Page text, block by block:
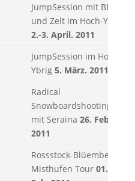
JumpSession mit BBQ
und Zelt im Hoch-Ybrig
2.-3. April. 2011
JumpSession im Hoch-
Ybrig 5. März. 2011
Radical
Snowboardshooting
mit Seraina 26. Feb.
2011
Rossstock-Blüemberg-
Misthufen Tour 01.